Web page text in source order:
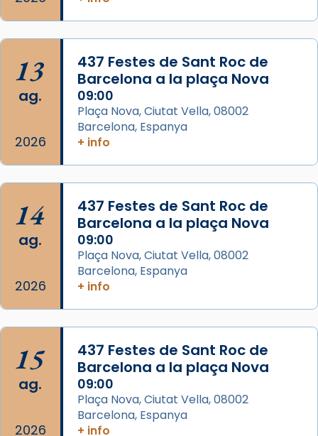
2 weeks ago
Aquest dilluns, 27 de juliol, ha tingut lloc la
missa d’acció de gràcies en agraïment al
comitè organitzador de la visita apostòlica
del Sant Pare Lleó XIV a Barcelona, i als
col·laboradors, a la Catedral de Barcelona.
L’arquebisbe de Barcelona, el cardenal Joan
📸 Dr. G. Simón
Photo
View on Facebook · Share
Memòria de les santes Juliana i
Semproniana, verges i màrtirs.
Acompanyant la història de sant Cugat, a
partir de l’Edat Mitjana sorgeix la tradició
que les santes Juliana (“relatiu a Júlia”) i
13
ag.
2026
437 Festes de Sant Roc de
Barcelona a la plaça Nova
09:00
Plaça Nova, Ciutat Vella, 08002
Barcelona, Espanya
+ info
14
ag.
2026
437 Festes de Sant Roc de
Barcelona a la plaça Nova
09:00
Plaça Nova, Ciutat Vella, 08002
Barcelona, Espanya
+ info
15
ag.
2026
437 Festes de Sant Roc de
Barcelona a la plaça Nova
09:00
Plaça Nova, Ciutat Vella, 08002
Barcelona, Espanya
+ info